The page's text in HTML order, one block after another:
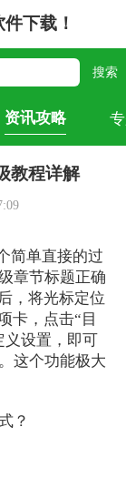
下载！
资讯攻略
教程详解
简单直接的过
章节标题正确
，将光标定位
卡，点击“目
义设置，即可
这个功能极大
？